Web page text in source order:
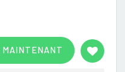
MAINTENANT